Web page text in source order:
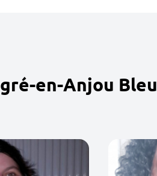
en-Anjou Bleu